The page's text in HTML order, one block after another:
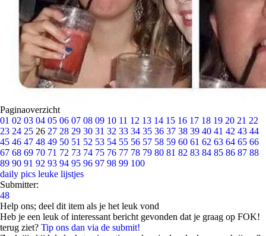
Paginaoverzicht
01 02 03 04 05 06 07 08 09 10 11 12 13 14 15 16 17 18 19 20 21 22
23 24 25 26 27 28 29 30 31 32 33 34 35 36 37 38 39 40 41 42 43 44
45 46 47 48 49 50 51 52 53 54 55 56 57 58 59 60 61 62 63 64 65 66
67 68 69 70 71 72 73 74 75 76 77 78 79 80 81 82 83 84 85 86 87 88
89 90 91 92 93 94 95 96 97 98 99 100
daily pics leuke lijstjes
Submitter:
48
Help ons; deel dit item als je het leuk vond
Heb je een leuk of interessant bericht gevonden dat je graag op FOK!
terug ziet? Tip ons dan via de submit!